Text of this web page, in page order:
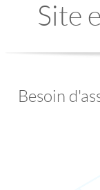
Site
Besoin